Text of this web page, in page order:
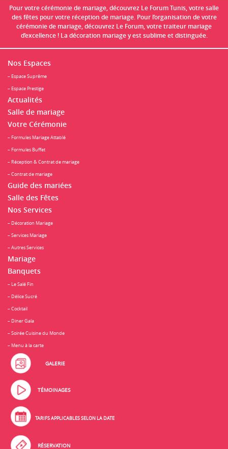
Pour votre cérémonie de mariage, découvrez Le Forum Tunis, votre salle
des fêtes pour votre réception de mariage. Pour l’organisation de votre
cérémonie de mariage, découvrez Le Forum, votre traiteur mariage
d’excellence ! La décoration mariage y est sublime et distinguée.
Nos Espaces
– Espace Suprême
– Espace Prestige
Actualités
Salle de mariage
Votre Cérémonie
– Formules Mariage Attablé
– Formules Buffet
– Réception & Contrat de mariage
– Contrat de mariage
Guide des mariées
Salle des Fêtes
Nos Services
– Décoration Mariage
– Services Mariage
– Autres Services
Mariage
Banquets
– Le Salé Fin
– Délice Sucré
– Cocktail
– Diner Gala
– Soirée Cuisine du Monde
– Menu à la carte
GALERIE
TÉMOINAGES
TARIFS APPLICABLES SELON LA DATE
RÉSERVATION